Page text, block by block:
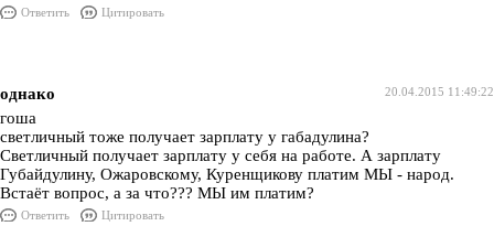
Ответить Цитировать
20.04.2015 11:49:22
однако
гоша
светличный тоже получает зарплату у габадулина?
Светличный получает зарплату у себя на работе. А зарплату
Губайдулину, Ожаровскому, Куренщикову платим МЫ - народ.
Встаёт вопрос, а за что??? МЫ им платим?
Ответить
Цитировать